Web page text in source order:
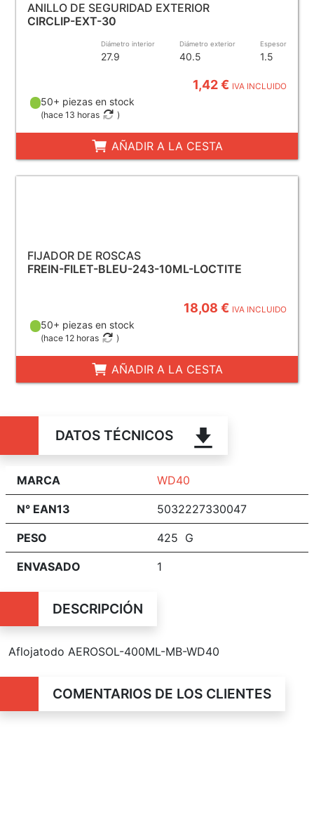
ANILLO DE SEGURIDAD EXTERIOR
CIRCLIP-EXT-30
Diámetro interior
27.9
Diámetro exterior
40.5
Espesor
1.5
1,42 € IVA INCLUIDO
50+ piezas en stock
(hace 13 horas )
AÑADIR A LA CESTA
FIJADOR DE ROSCAS
FREIN-FILET-BLEU-243-10ML-LOCTITE
18,08 € IVA INCLUIDO
50+ piezas en stock
(hace 12 horas )
AÑADIR A LA CESTA
DATOS TÉCNICOS
MARCA WD40
N° EAN13 5032227330047
PESO 425 G
ENVASADO 1
DESCRIPCIÓN
Aflojatodo AEROSOL-400ML-MB-WD40
COMENTARIOS DE LOS CLIENTES